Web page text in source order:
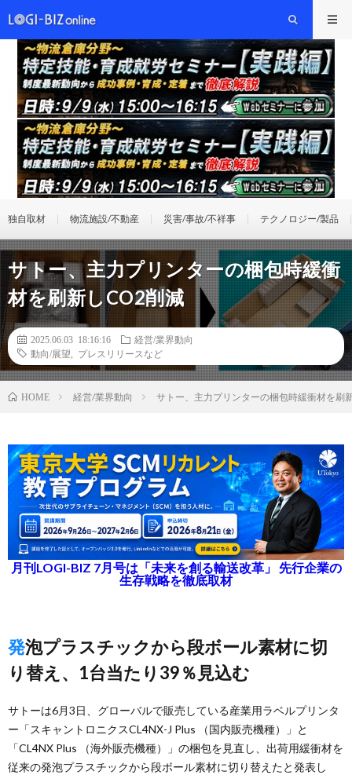
独自取材 物流施設/不動産 災害/事故/不祥事 テクノロジー/製品
サトー、主力プリンターの梱包時緩衝
材を刷新しCO2削減
2025.06.03 18:16:16
経営/業界動向
動向/展望
プレスリリースなど
HOME 経営/業界動向 サトー、主力プリンターの梱包時緩衝材を刷
月刊LOGI-BIZ 7月号は「未来を創る輸送改革」 先行企業の
生存戦略を徹底取材
発泡プラスチックから段ボール素材に切
り替え、1台当たり39％見込む
サトーは6月3日、グローバルで販売している産業用ラベルプリンタ
ー「スキャントロニクスCL4NX-J Plus （国内販売機種）」と
「CL4NX Plus （海外販売機種）」の梱包を見直し、出荷用緩衝材を
従来の発泡プラスチックから段ボール素材に切り替えたと発表し